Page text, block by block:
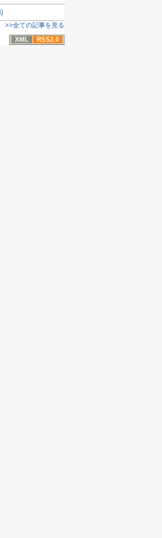
>>全ての記事を見る
XML
RSS2.0